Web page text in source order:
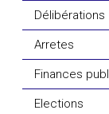
Délibérations
Arretes
Finances
Elections